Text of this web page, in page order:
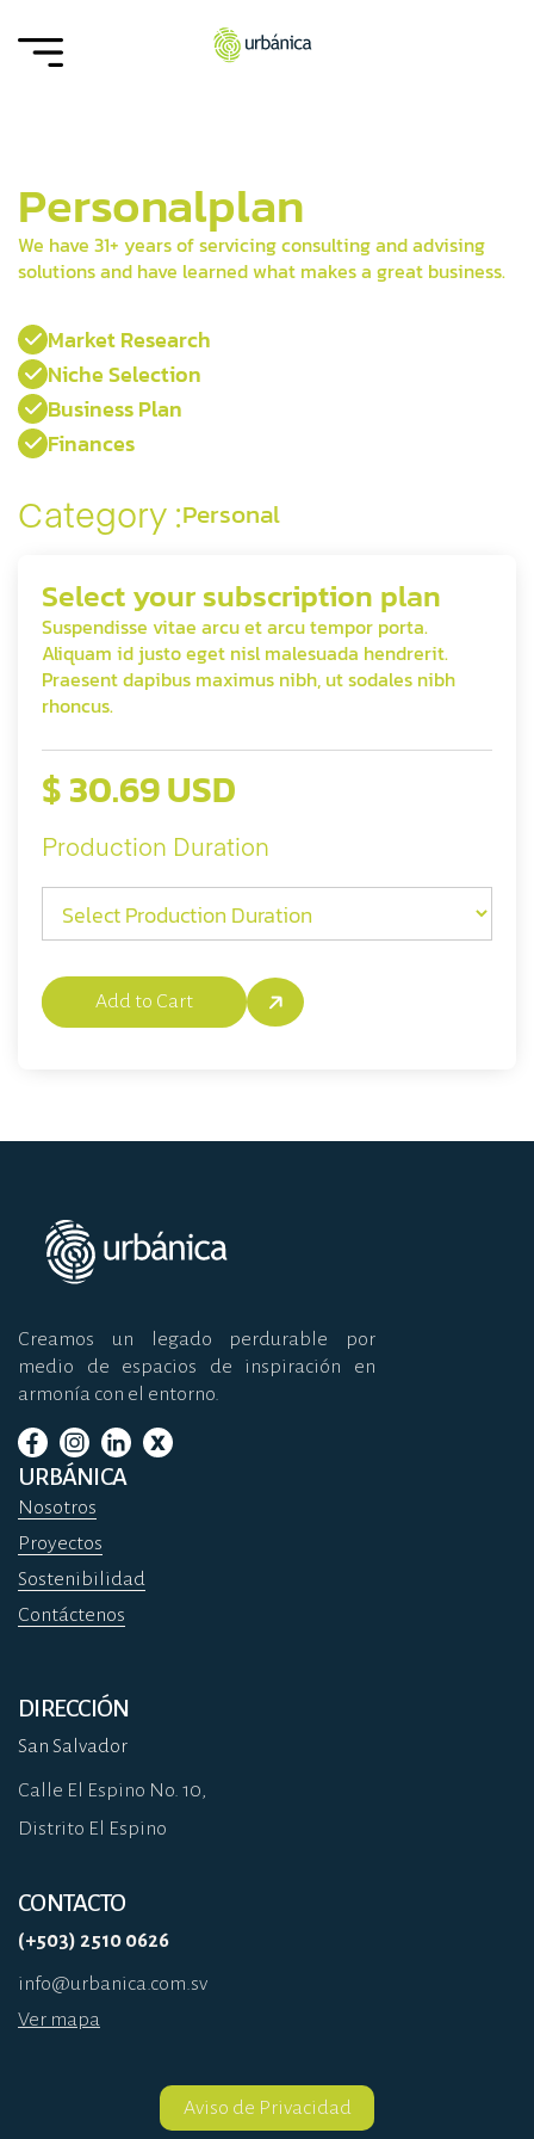
Personalplan
We have 31+ years of servicing consulting and advising
solutions and have learned what makes a great business.
 Market Research
 Niche Selection
 Business Plan
 Finances
Category :Personal
Select your subscription plan
Suspendisse vitae arcu et arcu tempor porta.
Aliquam id justo eget nisl malesuada hendrerit.
Praesent dapibus maximus nibh, ut sodales nibh
rhoncus.
$ 30.69 USD
Production Duration
Creamos un legado perdurable por
medio de espacios de inspiración en
armonía con el entorno.
URBÁNICA
Nosotros
Proyectos
Sostenibilidad
Contáctenos
DIRECCIÓN
San Salvador
Calle El Espino No. 10,
Distrito El Espino
CONTACTO
(+503) 2510 0626
info@urbanica.com.sv
Ver mapa
Aviso de Privacidad